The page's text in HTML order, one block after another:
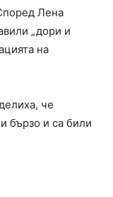
Лена
„дори и
на
че
бързо и са били